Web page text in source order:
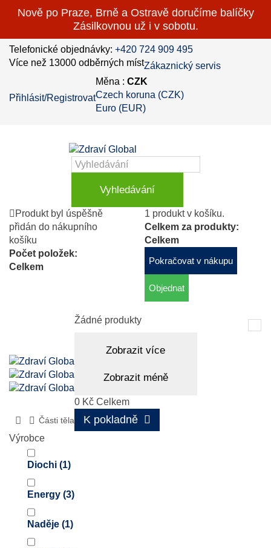
Nově po Praze, Brně a Ostravě doručíme balíčky
Zásilkovnou už i v sobotu.
Telefonické objednávky: +420 724 909 495
Více než 13000 odběrných místZákaznický servis
Přihlásit/Registrovat
Měna : CZK
Czech koruna (CZK)
Euro (EUR)
Vyhledávání
Košík
(prázdný)
Žádné produkty
Zobrazit více
Zobrazit méně
0 Kč Celkem
K pokladně
Produkt byl úspěšně
přidán do nákupního
košíku
Počet položek:
Celkem
1 produkt v košíku.
Celkem za produkty:
Celkem
Pokračovat v nákupu
Objednat
Části těla Oči
Výrobce
Diochi (1)
Energy (3)
Naděje (1)